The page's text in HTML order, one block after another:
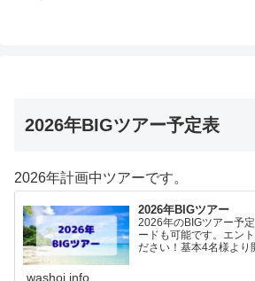
2026年BIGツアー予定表
2026年計画中ツアーです。
2026年BIGツアー
2026年のBIGツアー予
ードも可能です。エン
ださい！基本4名様より
（12.19更新）ダウン
washoi.info